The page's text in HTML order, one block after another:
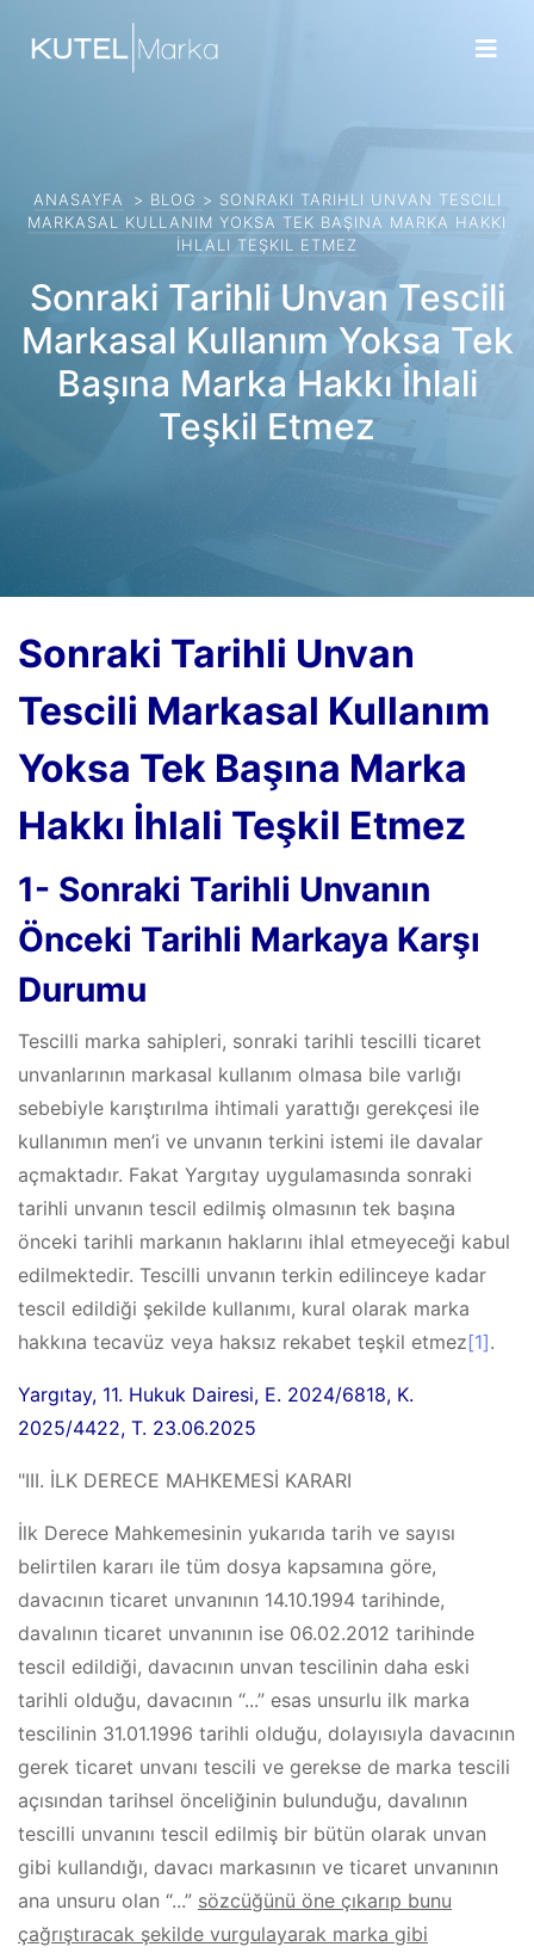
×
ANASAYFA > BLOG > SONRAKI TARIHLI UNVAN TESCILI
MARKASAL KULLANIM YOKSA TEK BAŞINA MARKA HAKKI
İHLALI TEŞKIL ETMEZ
Sonraki Tarihli Unvan Tescili
Markasal Kullanım Yoksa Tek
Başına Marka Hakkı İhlali
Teşkil Etmez
Sonraki Tarihli Unvan
Tescili Markasal Kullanım
Yoksa Tek Başına Marka
Hakkı İhlali Teşkil Etmez
1- Sonraki Tarihli Unvanın
Önceki Tarihli Markaya Karşı
Durumu
Tescilli marka sahipleri, sonraki tarihli tescilli ticaret
unvanlarının markasal kullanım olmasa bile varlığı
sebebiyle karıştırılma ihtimali yarattığı gerekçesi ile
kullanımın men’i ve unvanın terkini istemi ile davalar
açmaktadır. Fakat Yargıtay uygulamasında sonraki
tarihli unvanın tescil edilmiş olmasının tek başına
önceki tarihli markanın haklarını ihlal etmeyeceği kabul
edilmektedir. Tescilli unvanın terkin edilinceye kadar
tescil edildiği şekilde kullanımı, kural olarak marka
hakkına tecavüz veya haksız rekabet teşkil etmez[1].
Yargıtay, 11. Hukuk Dairesi, E. 2024/6818, K.
2025/4422, T. 23.06.2025
"III. İLK DERECE MAHKEMESİ KARARI
İlk Derece Mahkemesinin yukarıda tarih ve sayısı
belirtilen kararı ile tüm dosya kapsamına göre,
davacının ticaret unvanının 14.10.1994 tarihinde,
davalının ticaret unvanının ise 06.02.2012 tarihinde
tescil edildiği, davacının unvan tescilinin daha eski
tarihli olduğu, davacının “...” esas unsurlu ilk marka
tescilinin 31.01.1996 tarihli olduğu, dolayısıyla davacının
gerek ticaret unvanı tescili ve gerekse de marka tescili
açısından tarihsel önceliğinin bulunduğu, davalının
tescilli unvanını tescil edilmiş bir bütün olarak unvan
gibi kullandığı, davacı markasının ve ticaret unvanının
ana unsuru olan “...” sözcüğünü öne çıkarıp bunu
çağrıştıracak şekilde vurgulayarak marka gibi